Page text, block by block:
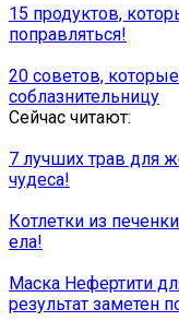
15 продуктов,
поправляться!
20 советов,
соблазнительницу
Сейчас читают:
7 лучших трав для
чудеса!
Котлетки из
ела!
Маска Нефертити
результат заметен